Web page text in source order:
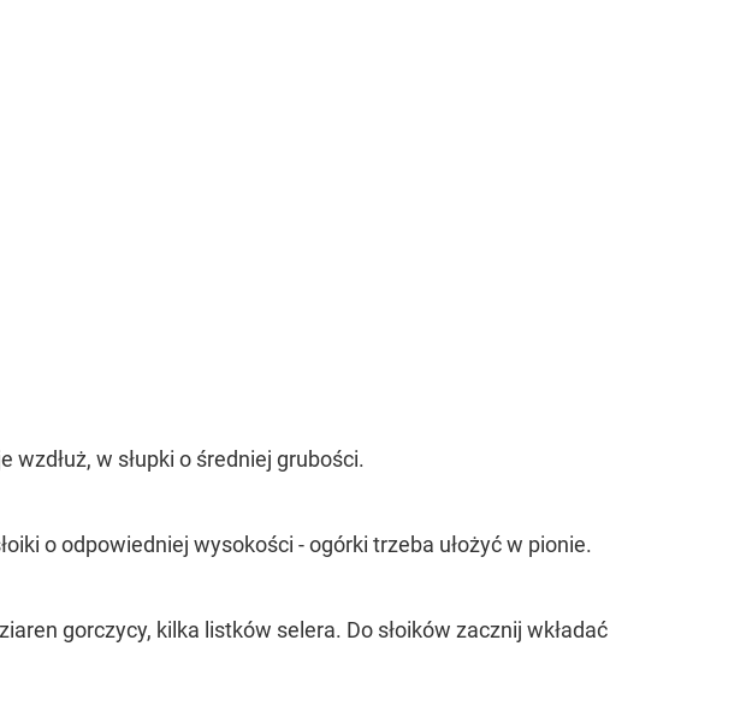
wzdłuż, w słupki o średniej grubości.
o odpowiedniej wysokości - ogórki trzeba ułożyć w pionie.
gorczycy, kilka listków selera. Do słoików zacznij wkładać